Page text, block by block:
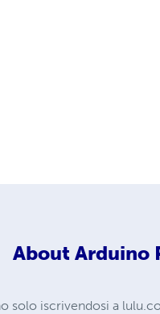
About Arduino
solo iscrivendosi a